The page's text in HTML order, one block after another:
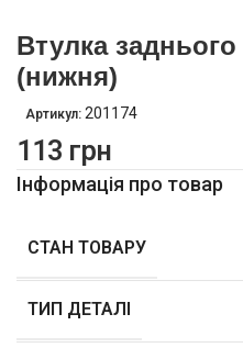
Втулка
(нижня)
Артикул: 201174
113 грн
Інформація про товар
СТАН ТОВАРУ
ТИП ДЕТАЛІ